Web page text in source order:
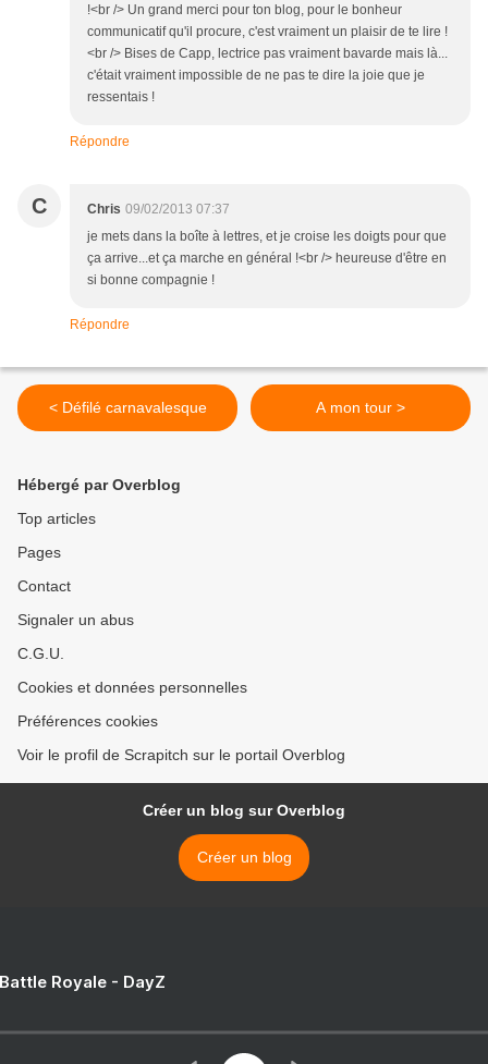
!<br /> Un grand merci pour ton blog, pour le bonheur
communicatif qu'il procure, c'est vraiment un plaisir de te lire !
<br /> Bises de Capp, lectrice pas vraiment bavarde mais là...
c'était vraiment impossible de ne pas te dire la joie que je
ressentais !
Répondre
C Chris 09/02/2013 07:37
je mets dans la boîte à lettres, et je croise les doigts pour que
ça arrive...et ça marche en général !<br /> heureuse d'être en
si bonne compagnie !
Répondre
< Défilé carnavalesque A mon tour >
Hébergé par Overblog
Top articles
Pages
Contact
Signaler un abus
C.G.U.
Cookies et données personnelles
Préférences cookies
Voir le profil de Scrapitch sur le portail Overblog
Créer un blog sur Overblog
Créer un blog
Royale - DayZ